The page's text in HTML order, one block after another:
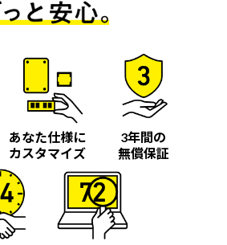
あなた仕様に
カスタマイズ
3年間の
無償保証